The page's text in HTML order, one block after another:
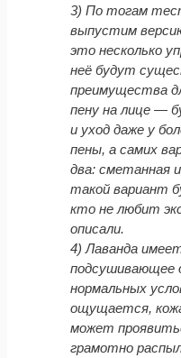
3) По тогам
выпустим
это несколько
неё будут
преимущества
пену на лице —
и уход даже у
пены, а самих
два: сметанная
такой вариант
кто не любит
описали.
4) Лаванда
подсушивающее
нормальных
ощущается,
может
грамотно